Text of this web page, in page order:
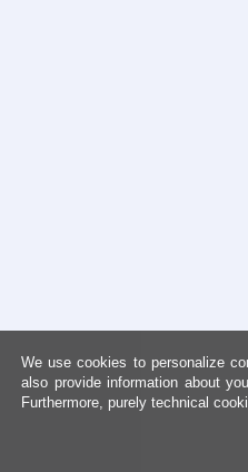
We use cookies to personalize
also provide information about
Furthermore, purely technical